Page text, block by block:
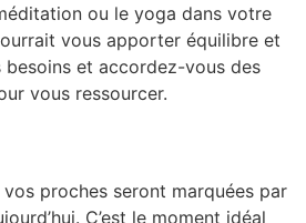
ou le yoga dans votre
vous apporter équilibre et
besoins et accordez-vous des
vous ressourcer.
proches seront marquées par
C’est le moment idéal